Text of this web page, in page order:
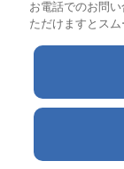
お電話でのお問
ただけますとス